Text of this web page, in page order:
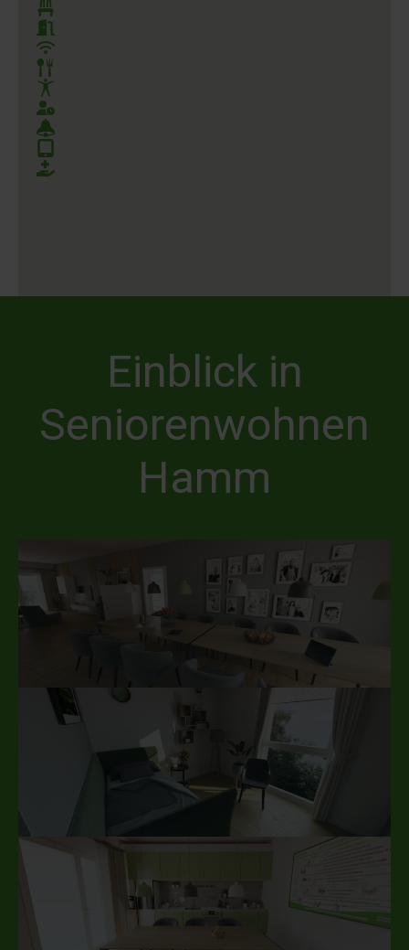
Moderne Einrichtung
Komfortable Zimmer
WiFi
Frische Verpflegung
Betätigungsengagement
24/7 Betreuung
Hausnotruf
Sturzerkennung
Einblick in
Seniorenwohnen
Hamm